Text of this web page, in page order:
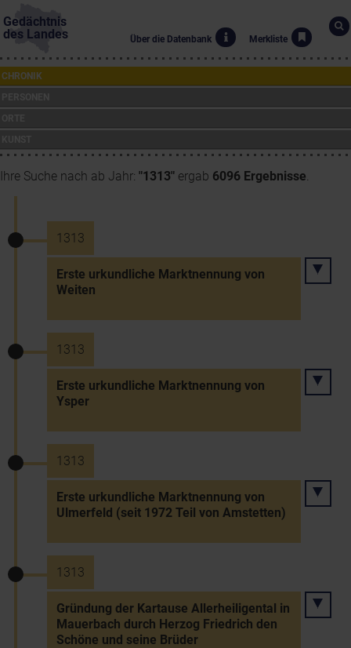
Gedächtnis
des Landes
Über die Datenbank Merkliste
CHRONIK
Ihre Suche nach ab Jahr: "1313" ergab 6096 Ergebnisse.
1313
Erste urkundliche Marktnennung von
Weiten
1313
Erste urkundliche Marktnennung von
Ysper
1313
Erste urkundliche Marktnennung von
Ulmerfeld (seit 1972 Teil von Amstetten)
1313
Gründung der Kartause Allerheiligental in
Mauerbach durch Herzog Friedrich den
Schöne und seine Brüder